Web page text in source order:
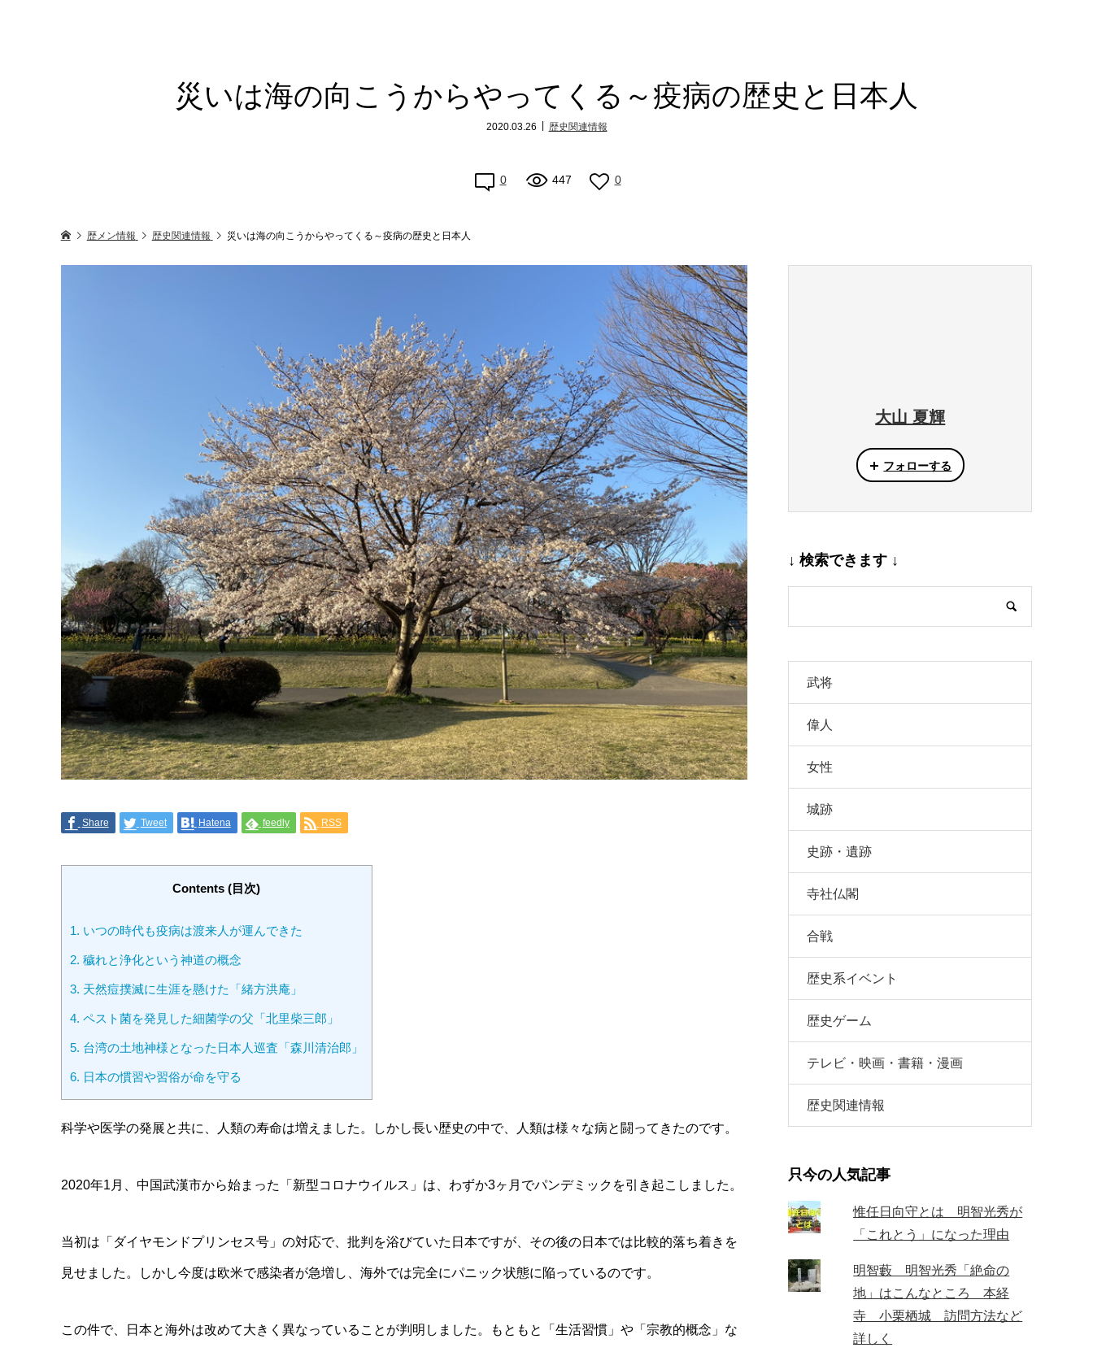
災いは海の向こうからやってくる～疫病の歴史と日本人
2020.03.26 歴史関連情報
0 447 0
歴メン情報 歴史関連情報 災いは海の向こうからやってくる～疫病の歴史と日本人
Share Tweet Hatena feedly RSS
Contents (目次)
1. いつの時代も疫病は渡来人が運んできた
2. 穢れと浄化という神道の概念
3. 天然痘撲滅に生涯を懸けた「緒方洪庵」
4. ペスト菌を発見した細菌学の父「北里柴三郎」
5. 台湾の土地神様となった日本人巡査「森川清治郎」
6. 日本の慣習や習俗が命を守る
科学や医学の発展と共に、人類の寿命は増えました。しかし長い歴史の中で、人類は様々な病と闘ってきたのです。
2020年1月、中国武漢市から始まった「新型コロナウイルス」は、わずか3ヶ月でパンデミックを引き起こしました。
当初は「ダイヤモンドプリンセス号」の対応で、批判を浴びていた日本ですが、その後の日本では比較的落ち着きを
見せました。しかし今度は欧米で感染者が急増し、海外では完全にパニック状態に陥っているのです。
この件で、日本と海外は改めて大きく異なっていることが判明しました。もともと「生活習慣」や「宗教的概念」な
大山 夏輝
フォローする
↓ 検索できます ↓
武将
偉人
女性
城跡
史跡・遺跡
寺社仏閣
合戦
歴史系イベント
歴史ゲーム
テレビ・映画・書籍・漫画
歴史関連情報
只今の人気記事
惟任日向守とは 明智光秀が
「これとう」になった理由
明智藪 明智光秀「絶命の
地」はこんなところ 本経
寺 小栗栖城 訪問方法など
詳しく